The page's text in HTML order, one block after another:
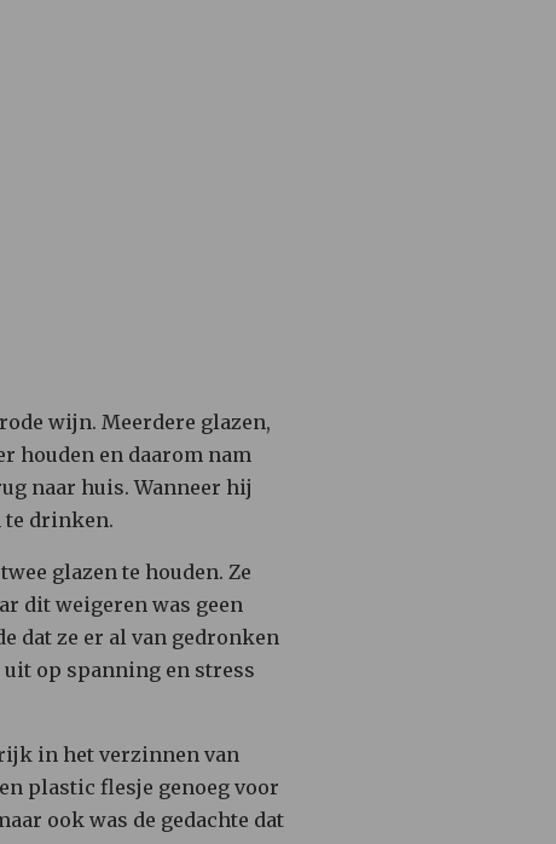
wijn. Meerdere glazen,
houden en daarom nam
naar huis. Wanneer hij
te drinken.
glazen te houden. Ze
dit weigeren was geen
dat ze er al van gedronken
op spanning en stress
in het verzinnen van
plastic flesje genoeg voor
ook was de gedachte dat